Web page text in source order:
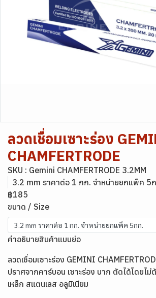
ลวดเชื่อมเซาะร่อง
CHAMFERTRODE
SKU : Gemini CHAMFERTRODE 3.2MM
3.2 mm ราคาต่อ 1 กก. จำหน่ายยกแพ็ค 5
฿185
ขนาด / Size
3.2 mm ราคาต่อ 1 กก. จำหน่ายยกแพ็ค 5กก.
คำอธิบายสินค้าแบบย่อ
ลวดเชื่อมเซาะร่อง GEMINI
ปราศจากคาร์บอน เซาะร่อง บาก ตัดได้โดยไม่
เหล็ก สแตนเลส อลูมิเนียม